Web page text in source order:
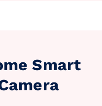
Smart